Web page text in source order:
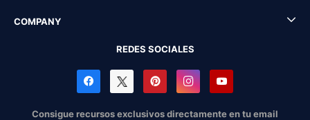
COMPANY
REDES SOCIALES
Consigue recursos exclusivos directamente en tu email